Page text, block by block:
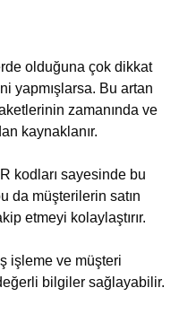
olduğuna çok dikkat
yapmışlarsa. Bu artan
zamanında ve
kaynaklanır.
kodları sayesinde bu
da müşterilerin satın
etmeyi kolaylaştırır.
işleme ve müşteri
bilgiler sağlayabilir.